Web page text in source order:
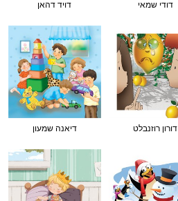
דודי שמאי דויד דהאן
דורון רוזנבלט דיאנה שמעון